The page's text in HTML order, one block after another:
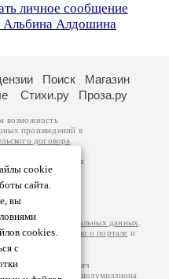
личное сообщение
Альбина Алдошина
cookie
сайта.
вы
cookies.
с
Поиск
Магазин
Стихи.ру Проза.ру
возможность
произведений в
договора
авторам
возможна
вы можете
за
на
обработки персональных данных
информацию о портале и
– порядка 100 тысяч
более полумиллиона